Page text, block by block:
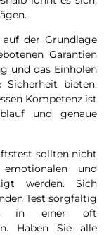
der Grundlage
Garantien
und das Einholen
Sicherheit bieten.
Kompetenz ist
und genaue
sollten nicht
und
werden. Sich
Test sorgfältig
in einer oft
Haben Sie alle